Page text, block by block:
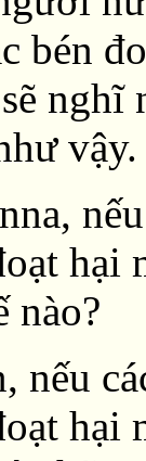
bén
nghĩ
vậy.
nào?
nếu
hại